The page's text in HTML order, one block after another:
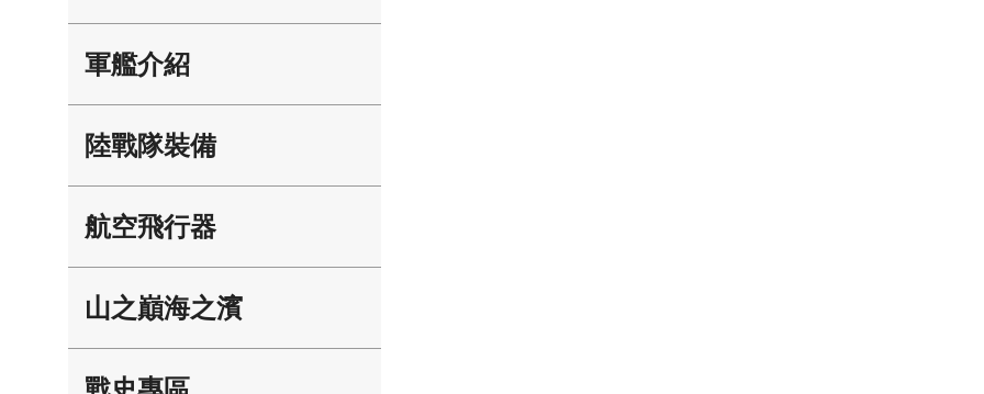
軍艦介紹
陸戰隊裝備
航空飛行器
山之巔海之濱